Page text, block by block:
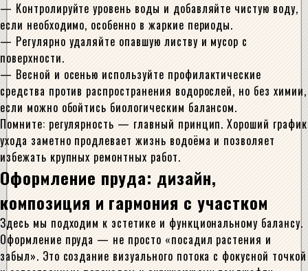
— Контролируйте уровень воды и добавляйте чистую воду,
если необходимо, особенно в жаркие периоды.
— Регулярно удаляйте опавшую листву и мусор с
поверхности.
— Весной и осенью используйте профилактические
средства против распространения водорослей, но без химии,
если можно обойтись биологическим балансом.
Помните: регулярность — главный принцип. Хороший график
ухода заметно продлевает жизнь водоёма и позволяет
избежать крупных ремонтных работ.
Оформление пруда: дизайн,
композиция и гармония с участком
Здесь мы подходим к эстетике и функциональному балансу.
Оформление пруда — не просто «посадил растения и
забыл». Это создание визуального потока с фокусной точкой